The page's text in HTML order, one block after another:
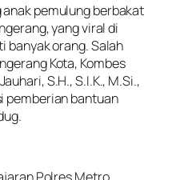
pemulung berbakat
yang viral di
banyak orang. Salah
Kota, Kombes
S.H., S.I.K., M.Si.,
pemberian bantuan